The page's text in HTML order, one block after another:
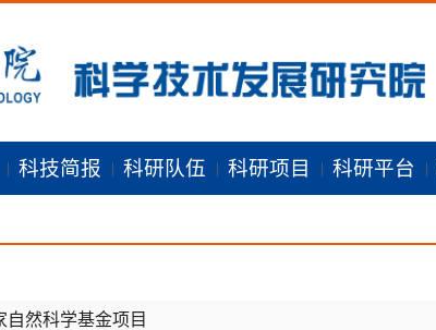
| 科技简报 | 科研队伍 | 科研项目 | 科研平台 |
自然科学基金项目